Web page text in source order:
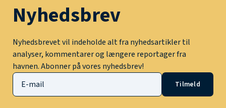
Nyhedsbrev
Nyhedsbrevet vil indeholde alt fra nyhedsartikler til
analyser, kommentarer og længere reportager fra
havnen. Abonner på vores nyhedsbrev!
Tilmeld